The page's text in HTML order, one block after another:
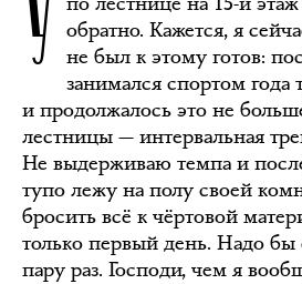
обратно. Кажется, я
не был к этому готов:
занимался спортом года
и продолжалось это не
лестницы — интервальная
Не выдерживаю темпа и
тупо лежу на полу своей
бросить всё к чёртовой
только первый день. Надо бы
пару раз. Господи, чем я